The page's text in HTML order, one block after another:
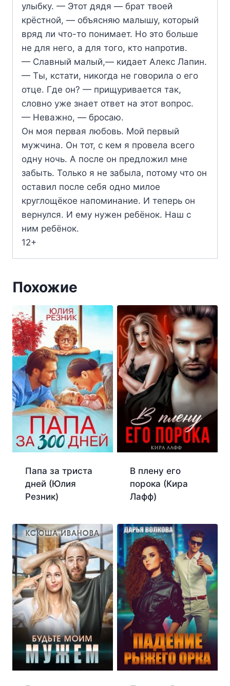
улыбку. — Этот дядя — брат твоей
крёстной, — объясняю малышу, который
вряд ли что-то понимает. Но это больше
не для него, а для того, кто напротив.
— Славный малый,— кидает Алекс Лапин.
— Ты, кстати, никогда не говорила о его
отце. Где он? — прищуривается так,
словно уже знает ответ на этот вопрос.
— Неважно, — бросаю.
Он моя первая любовь. Мой первый
мужчина. Он тот, с кем я провела всего
одну ночь. А после он предложил мне
забыть. Только я не забыла, потому что он
оставил после себя одно милое
круглощёкое напоминание. И теперь он
вернулся. И ему нужен ребёнок. Наш с
ним ребёнок.
12+
Похожие
Папа за триста
дней (Юлия
Резник)
В плену его
порока (Кира
Лафф)